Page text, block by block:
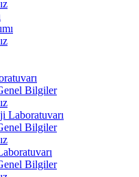
Bilgiler
Laboratuvarı
Bilgiler
Bilgiler